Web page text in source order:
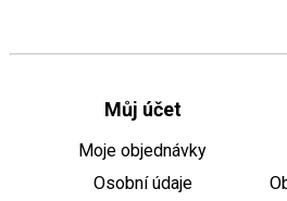
Můj účet
Moje objednávky
Osobní údaje